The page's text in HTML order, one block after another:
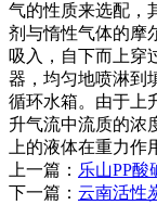
气的性质来选配，
剂与惰性气体的摩
吸入，自下而上穿
器，均匀地喷淋到
循环水箱。由于上
升气流中流质的浓
上的液体在重力作
上一篇： 乐山PP
下一篇： 云南活性